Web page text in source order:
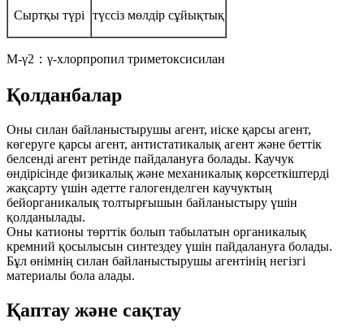
Сыртқы түрі түссіз мөлдір сұйықтық
M-γ2：γ-хлорпропил триметоксисилан
Қолданбалар
Оны силан байланыстырушы агент, иіске қарсы агент,
көгеруге қарсы агент, антистатикалық агент және беттік
белсенді агент ретінде пайдалануға болады. Каучук
өндірісінде физикалық және механикалық көрсеткіштерді
жақсарту үшін әдетте галогенделген каучуктың
бейорганикалық толтырғышын байланыстыру үшін
қолданылады.
Оны катионы төрттік болып табылатын органикалық
кремний қосылысын синтездеу үшін пайдалануға болады.
Бұл өнімнің силан байланыстырушы агентінің негізгі
материалы бола алады.
Қаптау және сақтау